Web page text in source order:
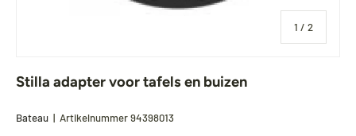
1 / van
2
Stilla adapter voor tafels en buizen
Bateau | Artikelnummer94398013